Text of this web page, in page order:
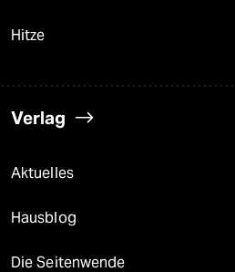
Hitze
Verlag
Aktuelles
Hausblog
Die Seitenwende